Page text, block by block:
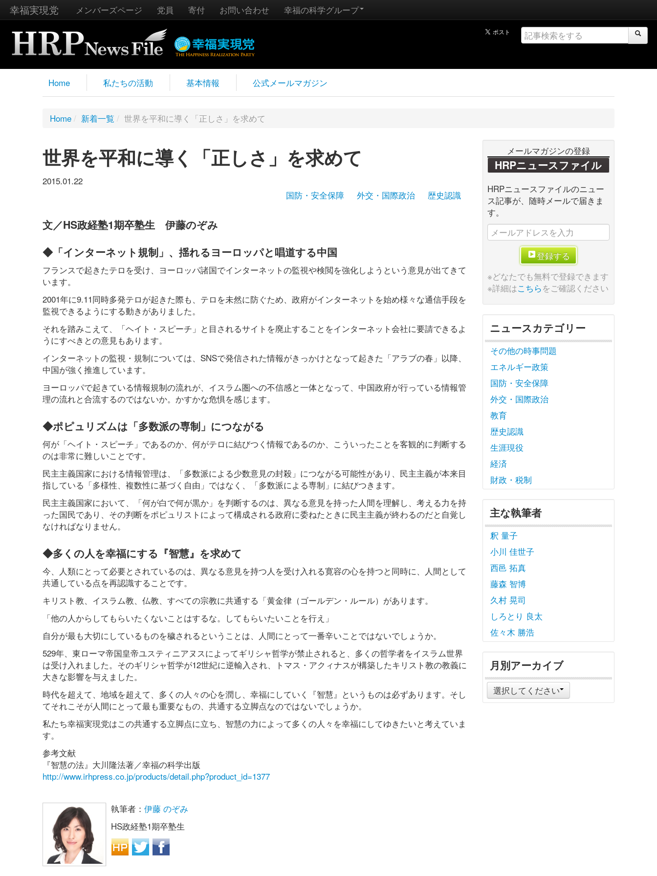
幸福実現党 メンバーズページ 党員 寄付 お問い合わせ 幸福の科学グループ
Home 私たちの活動 基本情報 公式メールマガジン
Home / 新着一覧 / 世界を平和に導く「正しさ」を求めて
世界を平和に導く「正しさ」を求めて
2015.01.22
国防・安全保障
外交・国際政治 歴史認識
文／HS政経塾1期卒塾生 伊藤のぞみ
◆「インターネット規制」、揺れるヨーロッパと唱道する中国
フランスで起きたテロを受け、ヨーロッパ諸国でインターネットの監視や検閲を強化しようという意見が出てきて
います。
2001年に9.11同時多発テロが起きた際も、テロを未然に防ぐため、政府がインターネットを始め様々な通信手段を
監視できるようにする動きがありました。
それを踏みこえて、「ヘイト・スピーチ」と目されるサイトを廃止することをインターネット会社に要請できるよ
うにすべきとの意見もあります。
インターネットの監視・規制については、SNSで発信された情報がきっかけとなって起きた「アラブの春」以降、
中国が強く推進しています。
ヨーロッパで起きている情報規制の流れが、イスラム圏への不信感と一体となって、中国政府が行っている情報管
理の流れと合流するのではないか。かすかな危惧を感じます。
◆ポピュリズムは「多数派の専制」につながる
何が「ヘイト・スピーチ」であるのか、何がテロに結びつく情報であるのか、こういったことを客観的に判断する
のは非常に難しいことです。
民主主義国家における情報管理は、「多数派による少数意見の封殺」につながる可能性があり、民主主義が本来目
指している「多様性、複数性に基づく自由」ではなく、「多数派による専制」に結びつきます。
民主主義国家において、「何が白で何が黒か」を判断するのは、異なる意見を持った人間を理解し、考える力を持
った国民であり、その判断をポピュリストによって構成される政府に委ねたときに民主主義が終わるのだと自覚し
なければなりません。
◆多くの人を幸福にする『智慧』を求めて
今、人類にとって必要とされているのは、異なる意見を持つ人を受け入れる寛容の心を持つと同時に、人間として
共通している点を再認識することです。
キリスト教、イスラム教、仏教、すべての宗教に共通する「黄金律（ゴールデン・ルール）があります。
「他の人からしてもらいたくないことはするな。してもらいたいことを行え」
自分が最も大切にしているものを穢されるということは、人間にとって一番辛いことではないでしょうか。
529年、東ローマ帝国皇帝ユスティニアヌスによってギリシャ哲学が禁止されると、多くの哲学者をイスラム世界
は受け入れました。そのギリシャ哲学が12世紀に逆輸入され、トマス・アクィナスが構築したキリスト教の教義に
大きな影響を与えました。
時代を超えて、地域を超えて、多くの人々の心を潤し、幸福にしていく『智慧』というものは必ずあります。そし
てそれこそが人間にとって最も重要なもの、共通する立脚点なのではないでしょうか。
私たち幸福実現党はこの共通する立脚点に立ち、智慧の力によって多くの人々を幸福にしてゆきたいと考えていま
す。
参考文献
『智慧の法』大川隆法著／幸福の科学出版
http://www.irhpress.co.jp/products/detail.php?product_id=1377
執筆者： 伊藤 のぞみ
HS政経塾1期卒塾生
メールマガジンの登録
HRPニュースファイル
HRPニュースファイルのニュー
ス記事が、随時メールで届きま
す。
登録する
※どなたでも無料で登録できます
※詳細はこちらをご確認ください
ニュースカテゴリー
その他の時事問題
エネルギー政策
国防・安全保障
外交・国際政治
教育
歴史認識
生涯現役
経済
財政・税制
主な執筆者
釈 量子
小川 佳世子
西邑 拓真
藤森 智博
久村 晃司
しろとり 良太
佐々木 勝浩
月別アーカイブ
選択してください